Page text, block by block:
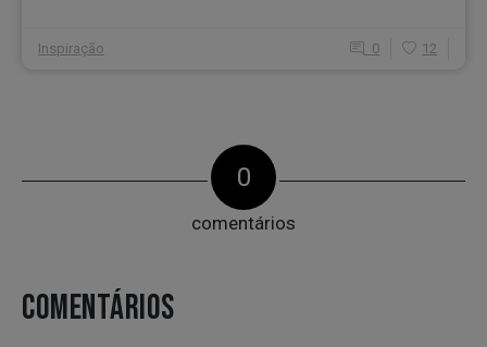
Inspiração 0 12
0
comentários
COMENTÁRIOS